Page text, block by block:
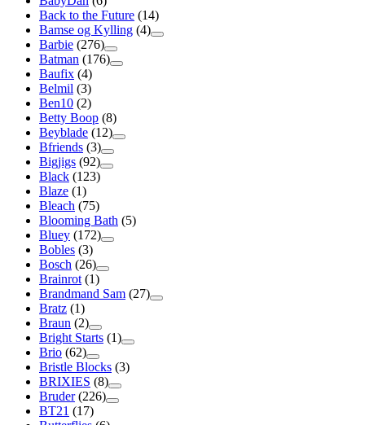
Back to the Future (14)
Bamse og Kylling (4)
Barbie (276)
Batman (176)
Baufix (4)
Belmil (3)
Ben10 (2)
Betty Boop (8)
Beyblade (12)
Bfriends (3)
Bigjigs (92)
Black (123)
Blaze (1)
Bleach (75)
Blooming Bath (5)
Bluey (172)
Bobles (3)
Bosch (26)
Brainrot (1)
Brandmand Sam (27)
Bratz (1)
Braun (2)
Bright Starts (1)
Brio (62)
Bristle Blocks (3)
BRIXIES (8)
Bruder (226)
BT21 (17)